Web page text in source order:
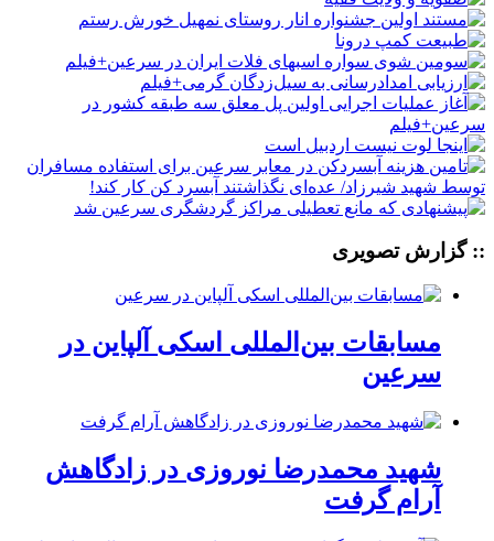
:: گزارش تصویری
مسابقات بین‌المللی اسکی آلپاین در
سرعین
شهید محمدرضا نوروزی در زادگاهش
آرام گرفت